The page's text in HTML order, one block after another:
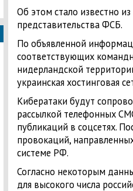
Об этом стало известно
представительства ФСБ.
По объявленной
соответствующих
нидерландской
украинская хостинговая
Кибератаки будут
рассылкой телефонных
публикаций в соцсетях.
провокаций,
системе РФ.
Согласно некоторым
для высокого числа